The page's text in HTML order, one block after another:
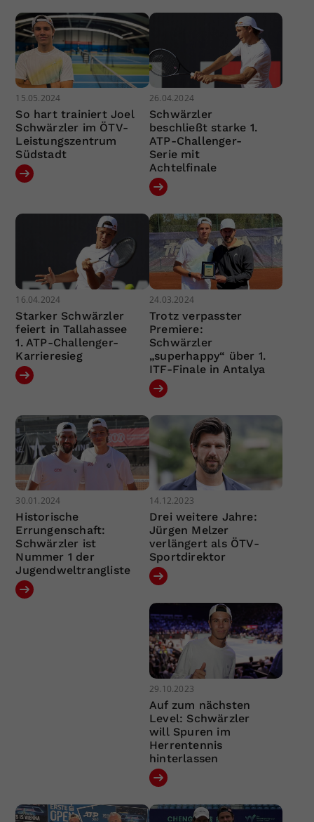
15.05.2024
So hart trainiert Joel
Schwärzler im ÖTV-
Leistungszentrum
Südstadt
26.04.2024
Schwärzler
beschließt starke 1.
ATP-Challenger-
Serie mit
Achtelfinale
16.04.2024
Starker Schwärzler
feiert in Tallahassee
1. ATP-Challenger-
Karrieresieg
24.03.2024
Trotz verpasster
Premiere:
Schwärzler
„superhappy“ über 1.
ITF-Finale in Antalya
30.01.2024
Historische
Errungenschaft:
Schwärzler ist
Nummer 1 der
Jugendweltrangliste
14.12.2023
Drei weitere Jahre:
Jürgen Melzer
verlängert als ÖTV-
Sportdirektor
29.10.2023
Auf zum nächsten
Level: Schwärzler
will Spuren im
Herrentennis
hinterlassen